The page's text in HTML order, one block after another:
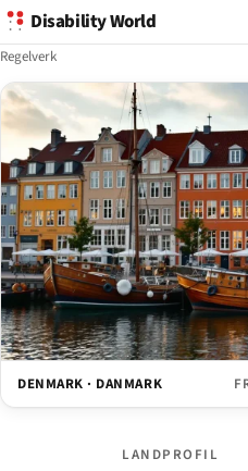
Disability World
Regelverk
DENMARK · DANMARK
LANDPROFIL